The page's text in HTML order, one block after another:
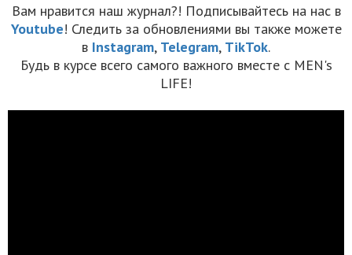
Вам нравится наш журнал?! Подписывайтесь на нас в
Youtube! Следить за обновлениями вы также можете
в Instagram, Telegram, TikTok.
Будь в курсе всего самого важного вместе с MEN's
LIFE!